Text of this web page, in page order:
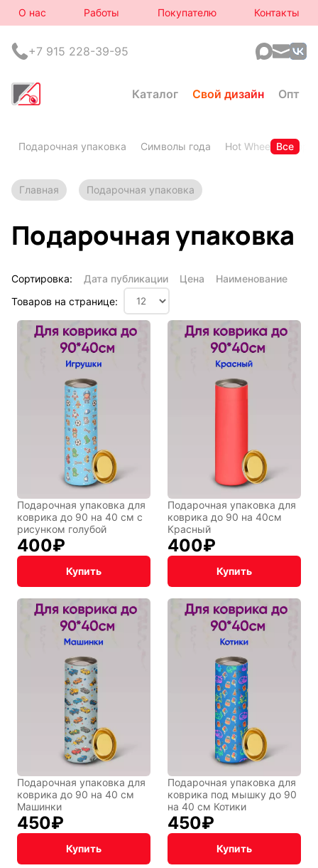
О нас Работы Покупателю Контакты
+7 915 228-39-95
Каталог Свой дизайн Опт
Подарочная упаковка Символы года Hot WheelsВсе
Главная Подарочная упаковка
Подарочная упаковка
Сортировка: Дата публикации Цена
Наименование
Товаров на странице:
Подарочная упаковка для
коврика до 90 на 40 см с
рисунком голубой
400₽
Купить
Подарочная упаковка для
коврика до 90 на 40см
Красный
400₽
Купить
Подарочная упаковка для
коврика до 90 на 40 см
Машинки
450₽
Купить
Подарочная упаковка для
коврика под мышку до 90
на 40 см Котики
450₽
Купить